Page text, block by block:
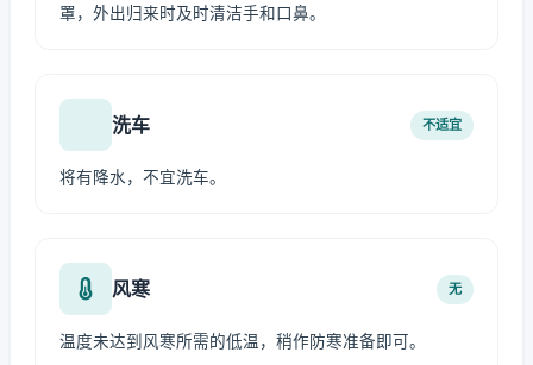
罩，外出归来时及时清洁手和口鼻。
洗车 不适宜
将有降水，不宜洗车。
风寒 无
温度未达到风寒所需的低温，稍作防寒准备即可。